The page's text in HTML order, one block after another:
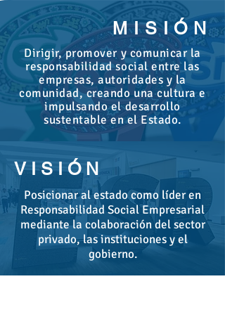
MISIÓN
Dirigir, promover y comunicar la
responsabilidad social entre las
empresas, autoridades y la
comunidad, creando una cultura e
impulsando el desarrollo
sustentable en el Estado.
V I S I Ó N
Posicionar al estado como líder en
Responsabilidad Social Empresarial
mediante la colaboración del sector
privado, las instituciones y el
gobierno.